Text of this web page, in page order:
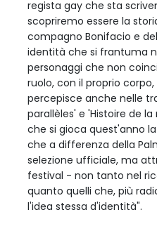
regista gay che sta
scopriremo essere la
compagno Bonifacio e
identità che si frantuma
personaggi che non
ruolo, con il proprio
percepisce anche nelle
parallèles' e 'Histoire de
che si gioca quest'anno
che a differenza della
selezione ufficiale, ma
festival - non tanto nel
quanto quelli che, più
l'idea stessa d'identità".